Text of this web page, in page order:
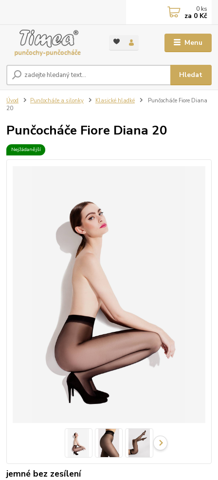
Menu
Hledat
0 ks
za 0 Kč
Úvod Punčocháče a silonky Klasické hladké
Punčocháče Fiore Diana
20
Punčocháče Fiore Diana 20
Nejžádanější
jemné bez zesílení